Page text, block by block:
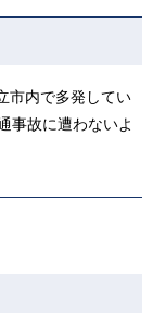
市内で多発してい
事故に遭わないよ